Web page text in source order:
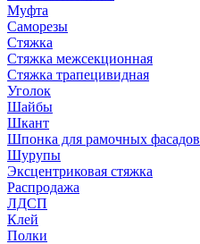
Муфта
Саморезы
Стяжка
Стяжка межсекционная
Стяжка трапецивидная
Уголок
Шайбы
Шкант
Шпонка для рамочных фасадов
Шурупы
Эксцентриковая стяжка
Распродажа
ЛДСП
Клей
Полки